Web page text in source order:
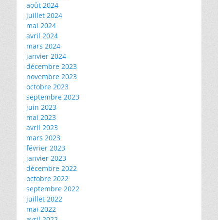
août 2024
juillet 2024
mai 2024
avril 2024
mars 2024
janvier 2024
décembre 2023
novembre 2023
octobre 2023
septembre 2023
juin 2023
mai 2023
avril 2023
mars 2023
février 2023
janvier 2023
décembre 2022
octobre 2022
septembre 2022
juillet 2022
mai 2022